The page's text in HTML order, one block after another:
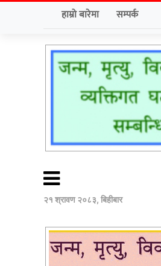
हाम्रो बारेमा सम्पर्क
२१ श्रावण २०८३, बिहीबार